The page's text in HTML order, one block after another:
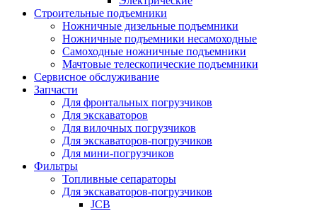
Строительные подъемники
Ножничные дизельные подъемники
Ножничные подъемники несамоходные
Самоходные ножничные подъемники
Мачтовые телескопические подъемники
Сервисное обслуживание
Запчасти
Для фронтальных погрузчиков
Для экскаваторов
Для вилочных погрузчиков
Для экскаваторов-погрузчиков
Для мини-погрузчиков
Фильтры
Топливные сепараторы
Для экскаваторов-погрузчиков
JCB